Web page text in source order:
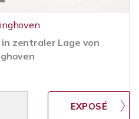
zentraler Lage von